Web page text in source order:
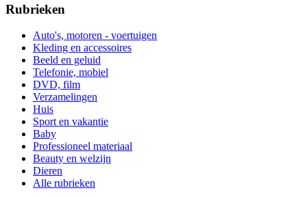
Rubrieken
Auto's, motoren - voertuigen
Kleding en accessoires
Beeld en geluid
Telefonie, mobiel
DVD, film
Verzamelingen
Huis
Sport en vakantie
Baby
Professioneel materiaal
Beauty en welzijn
Dieren
Alle rubrieken